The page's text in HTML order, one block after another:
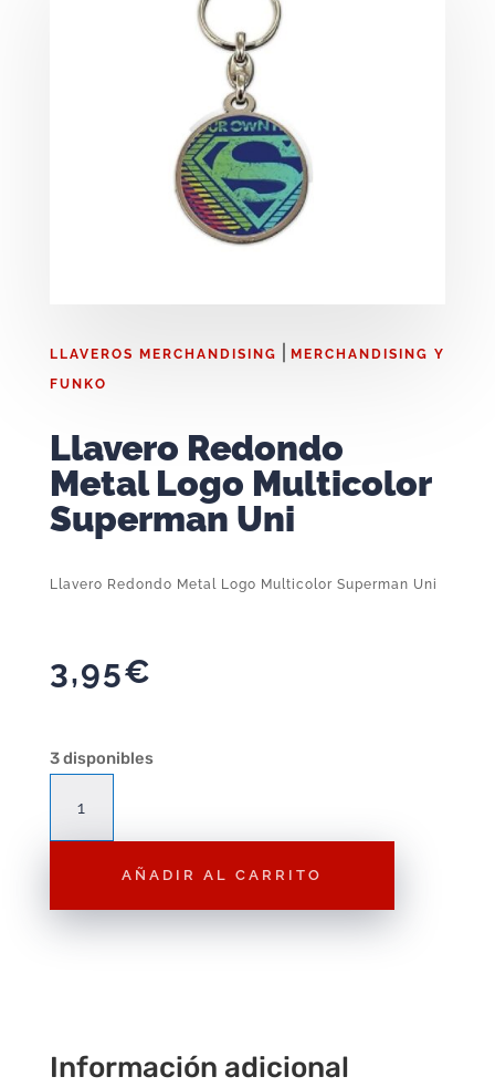
LLAVEROS MERCHANDISING
MERCHANDISING Y
FUNKO
Llavero Redondo
Metal Logo Multicolor
Superman Uni
Llavero Redondo Metal Logo Multicolor Superman Uni
3,95€
3 disponibles
Redondo
Multicolor
AÑADIR AL CARRITO
Información adicional